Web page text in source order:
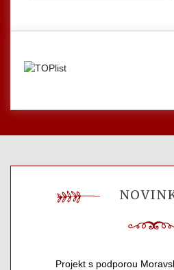
Projekt s podporou